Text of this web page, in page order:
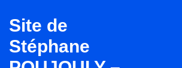
passer
au
contenu
Site de
Stéphane